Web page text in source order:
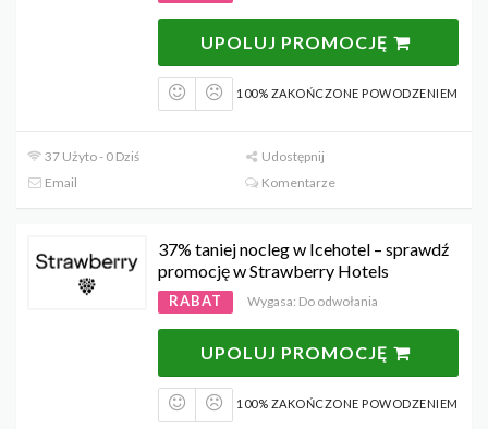
UPOLUJ PROMOCJĘ
100% ZAKOŃCZONE POWODZENIEM
37 Użyto - 0 Dziś
Udostępnij
Email
Komentarze
37% taniej nocleg w Icehotel – sprawdź
promocję w Strawberry Hotels
RABAT Wygasa: Do odwołania
UPOLUJ PROMOCJĘ
100% ZAKOŃCZONE POWODZENIEM